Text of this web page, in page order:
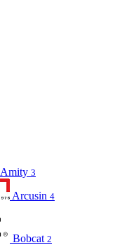
Amity 3
Arcusin 4
Bobcat 2